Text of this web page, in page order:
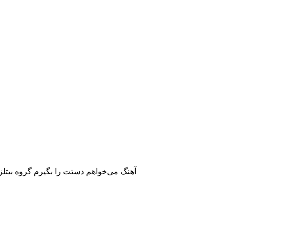
دانلود آهنگ جدید گروه بیتلز بنام می‌خواهم دستت را بگیرم Download Music The Beatles – I Want To Hold Your Hand آهنگ می‌خواهم دستت را بگیرم گروه بیتلز